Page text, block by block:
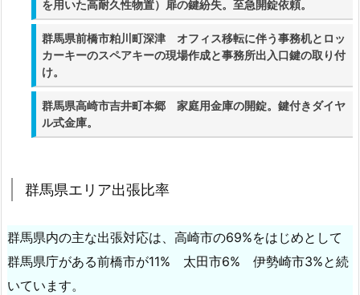
応
張
修
理
実
績
介）
2.
群
を用いた高耐久性物置）扉の鍵紛失。至急開錠依頼。
群馬県前橋市粕川町深津 オフィス移転に伴う事務机とロッ
カーキーのスペアキーの現場作成と事務所出入口鍵の取り付
け。
群馬県高崎市吉井町本郷 家庭用金庫の開錠。鍵付きダイヤ
ル式金庫。
群馬県エリア出張比率
群馬県内の主な出張対応は、高崎市の69%をはじめとして
群馬県庁がある前橋市が11% 太田市6% 伊勢崎市3%と続
いています。